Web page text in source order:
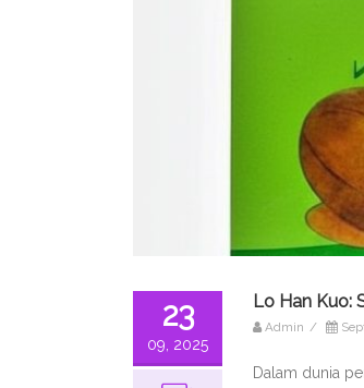
23
09, 2025
Lo Han Kuo:
Admin /
Dalam dunia